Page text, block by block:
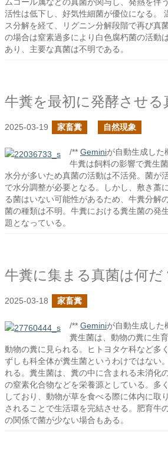
活性は低下し、好気性細菌が優位になる。
ス分解を経て、リグニン分解段階で再び真
の場合は窒素過多により白色腐朽菌の活動
あり、主要な真菌は不明である。
牛糞を最初に発酵させる
2025-03-19 家畜糞 自然現象
/** Geminiが自動生成した
牛糞は飼料の影響で糞生
水分が多いため真菌の活動は不活発。菌が
で水分調整が必要となる。しかし、敷き藁
る菌はいない可能性があるため、牛糞分解
菌の種類は不明。牛糞における糞生菌の発
題となっている。
牛糞に集まる真菌は何だ
2025-03-18 家畜糞
/** Geminiが自動生成した
糞生菌は、動物の糞に生
動物の糞に見られる。ヒトヨタケ科など多
ずしも科全体が糞生菌というわけではない
れる。糞生菌は、糞の中に含まれる未消化
の窒素化合物などを栄養源としている。多
しており、動物が草を食べる際に体内に取
されることで生活環を完結させる。肥育牛
の関係で菌が少ない場合もある。